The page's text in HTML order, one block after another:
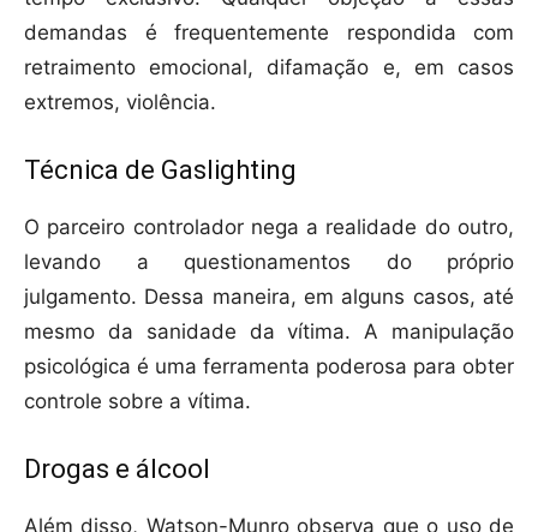
demandas é frequentemente respondida com
retraimento emocional, difamação e, em casos
extremos, violência.
Técnica de Gaslighting
O parceiro controlador nega a realidade do outro,
levando a questionamentos do próprio
julgamento. Dessa maneira, em alguns casos, até
mesmo da sanidade da vítima. A manipulação
psicológica é uma ferramenta poderosa para obter
controle sobre a vítima.
Drogas e álcool
Além disso, Watson-Munro observa que o uso de